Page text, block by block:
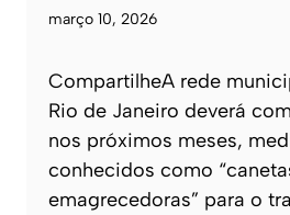
março 10, 2026
CompartilheA rede
Rio de Janeiro deverá
nos próximos meses,
conhecidos como
emagrecedoras” para o